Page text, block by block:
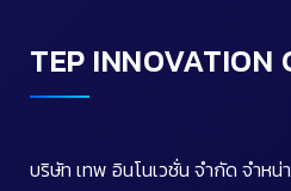
TEP INNOVATION
บริษัท เทพ อินโนเวชั่น จำกัด จำห